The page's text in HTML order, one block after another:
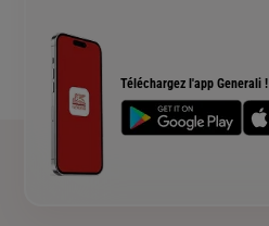
Téléchargez l'app Generali !
Devis assurance chien ou chat
Rendements fonds euros Generali
Accessibilité sourds et malentendants
Plan du site